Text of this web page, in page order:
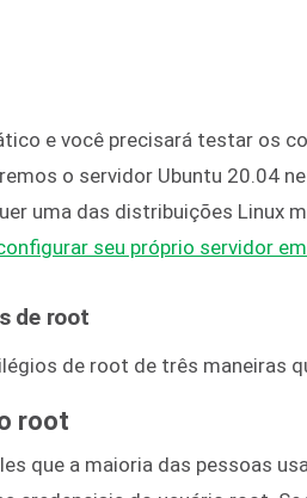
e você precisará testar os
o servidor Ubuntu 20.04
uma das distribuições Linux
seu próprio servidor
de root
de root de três maneiras
root
que a maioria das pessoas